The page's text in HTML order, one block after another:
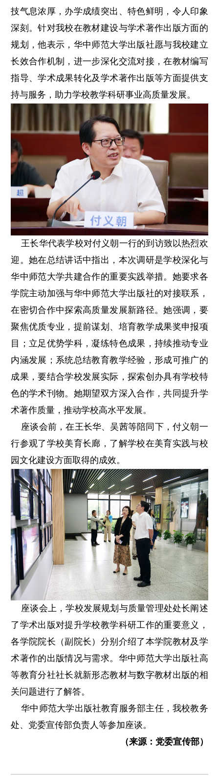
技气息浓厚，办学成绩突出、特色鲜明，令人印象
深刻。针对我校在教材建设与学术著作出版方面的
规划，他表示，华中师范大学出版社愿与我校建立
长效合作机制，进一步深化交流对接，在教材编写
指导、学术成果转化及学术著作出版等方面提供支
持与服务，助力学校教学科研事业高质量发展。
王长华代表学校对付义朝一行的到访致以热烈欢
迎。她在总结讲话中指出，本次调研是学校深化与
华中师范大学共建合作的重要实践举措。她要求各
学院主动加强与华中师范大学出版社的对接联系，
在密切合作中探索高质量发展新路径。她强调，要
聚焦优质专业，提前谋划、培育教学成果奖申报项
目；立足优势学科，凝练特色成果，持续推动专业
内涵发展；系统总结教育教学经验，形成可推广的
成果，要结合学校发展实际，探索创办具有学校特
色的学术刊物。她期望双方深入合作，共同提升学
术著作质量，推动学校高水平发展。
座谈会前，在王长华、吴茜等陪同下，付义朝一
行参观了学校美育长廊，了解学校在美育实践与校
园文化建设方面取得的成效。
座谈会上，学校发展规划与质量管理处处长阐述
了学术出版对提升学校教学科研工作的重要意义，
各学院院长（副院长）分别介绍了本学院教材及学
术著作的出版情况与需求。华中师范大学出版社高
等教育分社社长就新形态教材与数字教材出版的相
关问题进行了解答。
华中师范大学出版社教育服务部主任，我校教务
处、党委宣传部负责人等参加座谈。
（来源：党委宣传部）